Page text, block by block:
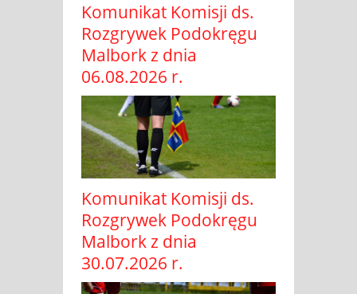
Komunikat Komisji ds.
Rozgrywek Podokręgu
Malbork z dnia
06.08.2026 r.
Komunikat Komisji ds.
Rozgrywek Podokręgu
Malbork z dnia
30.07.2026 r.